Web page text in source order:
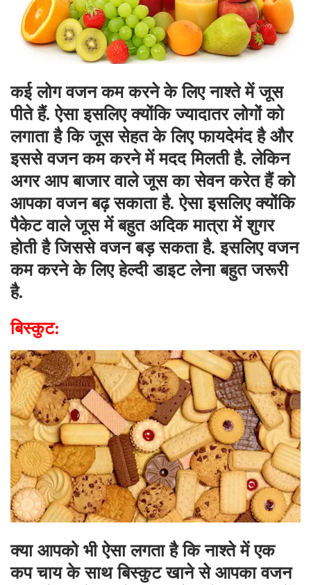
कई लोग वजन कम करने के लिए नाश्ते में जूस
पीते हैं. ऐसा इसलिए क्योंकि ज्यादातर लोगों को
लगाता है कि जूस सेहत के लिए फायदेमंद है और
इससे वजन कम करने में मदद मिलती है. लेकिन
अगर आप बाजार वाले जूस का सेवन करेत हैं को
आपका वजन बढ़ सकाता है. ऐसा इसलिए क्योंकि
पैकेट वाले जूस में बहुत अदिक मात्रा में शुगर
होती है जिससे वजन बड़ सकता है. इसलिए वजन
कम करने के लिए हेल्दी डाइट लेना बहुत जरूरी
है.
बिस्कुट:
क्या आपको भी ऐसा लगता है कि नाश्ते में एक
कप चाय के साथ बिस्कुट खाने से आपका वजन